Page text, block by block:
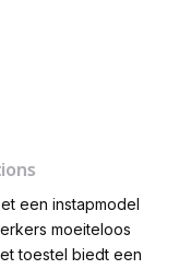
een instapmodel
moeiteloos
toestel biedt een